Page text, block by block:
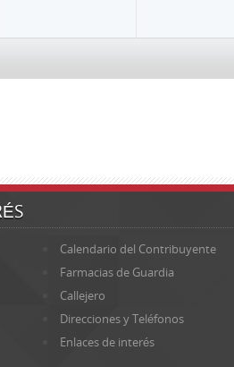
Calendario del Contribuyente
Farmacias de Guardia
Callejero
Direcciones y Teléfonos
Enlaces de interés